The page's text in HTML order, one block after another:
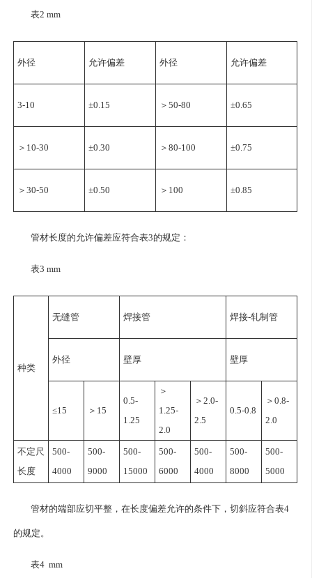
表2 mm
外径 允许偏差 外径 允许偏差
3-10 ±0.15 ＞50-80 ±0.65
＞10-30 ±0.30 ＞80-100 ±0.75
＞30-50 ±0.50 ＞100 ±0.85
管材长度的允许偏差应符合表3的规定：
表3 mm
种类
无缝管 焊接管 焊接-轧制管
外径 壁厚 壁厚
≤15 ＞15
0.5-
1.25
＞
1.25-
2.0
＞2.0-
2.5
0.5-0.8
＞0.8-
2.0
不定尺
长度
500-
4000
500-
9000
500-
15000
500-
6000
500-
4000
500-
8000
500-
5000
管材的端部应切平整，在长度偏差允许的条件下，切斜应符合表4
的规定。
表4 mm